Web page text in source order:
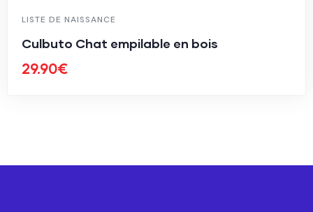
LISTE DE NAISSANCE
Culbuto Chat empilable en bois
29.90€